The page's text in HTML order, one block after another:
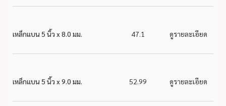
เหล็กแบน 5 นิ้ว x 8.0 มม. 47.1 ดูรายละเอียด
เหล็กแบน 5 นิ้ว x 9.0 มม. 52.99 ดูรายละเอียด